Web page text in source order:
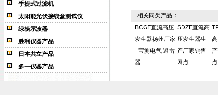
手提式过滤机
太阳能光伏接线盒测试仪
绿杨示波器
胜利仪器产品
日本共立产品
多一仪器产品
相关同类产品：
BCGF直流高压
发生器扬州厂家
_宝测电气 避雷
器
SDZF直流高
压发生器生
产厂家销售
网点
点